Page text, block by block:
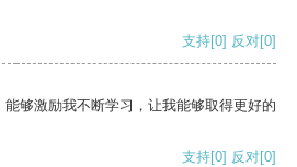
支持[0] 反对[0]
够激励我不断学习，让我能够取得更好的
支持[0] 反对[0]